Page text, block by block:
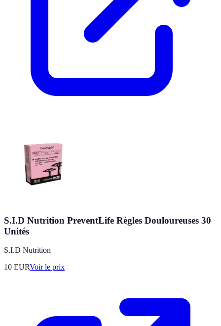
S.I.D Nutrition PreventLife Règles Douloureuses 30
Unités
S.I.D Nutrition
10 EURVoir le prix